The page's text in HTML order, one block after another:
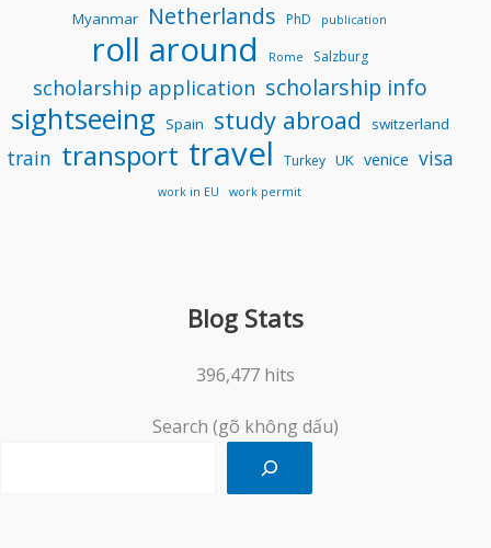
Myanmar Netherlands PhD publication
roll around Rome Salzburg
scholarship application scholarship info
sightseeing Spain study abroad switzerland
train transport travel Turkey UK venice visa
work in EU work permit
Blog Stats
396,477 hits
Search (gõ không dấu)